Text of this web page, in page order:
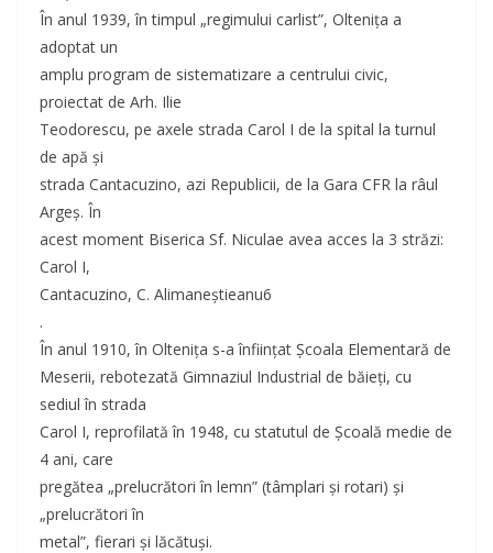
În anul 1939, în timpul „regimului carlist”, Olteniţa a
adoptat un
amplu program de sistematizare a centrului civic,
proiectat de Arh. Ilie
Teodorescu, pe axele strada Carol I de la spital la turnul
de apă şi
strada Cantacuzino, azi Republicii, de la Gara CFR la râul
Argeş. În
acest moment Biserica Sf. Niculae avea acces la 3 străzi:
Carol I,
Cantacuzino, C. Alimaneştieanu6
.
În anul 1910, în Olteniţa s-a înfiinţat Şcoala Elementară de
Meserii, rebotezată Gimnaziul Industrial de băieţi, cu
sediul în strada
Carol I, reprofilată în 1948, cu statutul de Şcoală medie de
4 ani, care
pregătea „prelucrători în lemn” (tâmplari şi rotari) şi
„prelucrători în
metal”, fierari şi lăcătuşi.